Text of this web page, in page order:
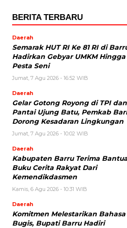
BERITA TERBARU
Daerah
Semarak HUT RI Ke 81 RI di
Hadirkan Gebyar UMKM Hingga
Pesta Seni
Jumat, 7 Agu 2026 - 16:52 WIB
Daerah
Gelar Gotong Royong di TPI dan
Pantai Ujung Batu, Pemkab
Dorong Kesadaran Lingkungan
Jumat, 7 Agu 2026 - 10:02 WIB
Daerah
Kabupaten Barru Terima
Buku Cerita Rakyat Dari
Kemendikdasmen
Kamis, 6 Agu 2026 - 10:31 WIB
Daerah
Komitmen Melestarikan Bahasa
Bugis, Bupati Barru Hadiri